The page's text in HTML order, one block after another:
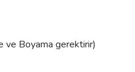
ve Boyama gerektirir)